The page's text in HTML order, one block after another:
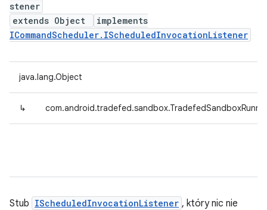
stener
extends Object
implements
ICommandScheduler.IScheduledInvocationListener
java.lang.Object
↳
Stub IScheduledInvocationListener , który nic nie